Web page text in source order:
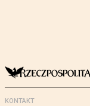
KONTAKT